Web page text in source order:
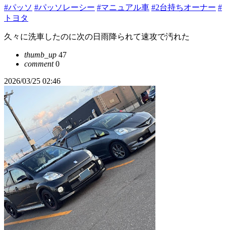
#パッソ #パッソレーシー #マニュアル車 #2台持ちオーナー #
トヨタ
久々に洗車したのに次の日雨降られて速攻で汚れた
thumb_up 47
comment0
2026/03/25 02:46